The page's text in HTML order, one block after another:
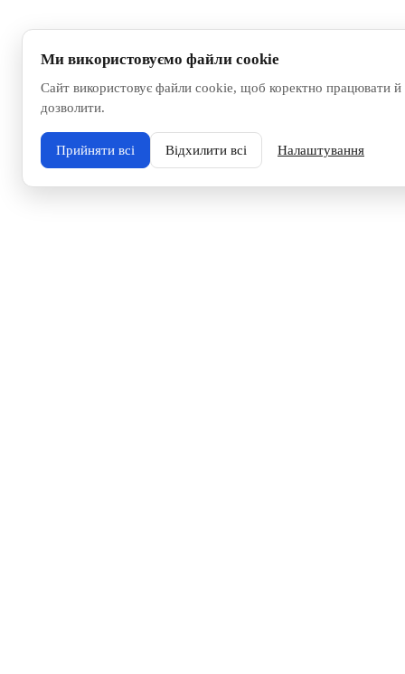
Ми використовуємо файли cookie
Сайт використовує файли cookie, щоб коректно працювати
дозволити.
Прийняти всі Відхилити всі Налаштування